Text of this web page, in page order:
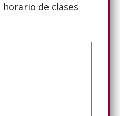
de clases